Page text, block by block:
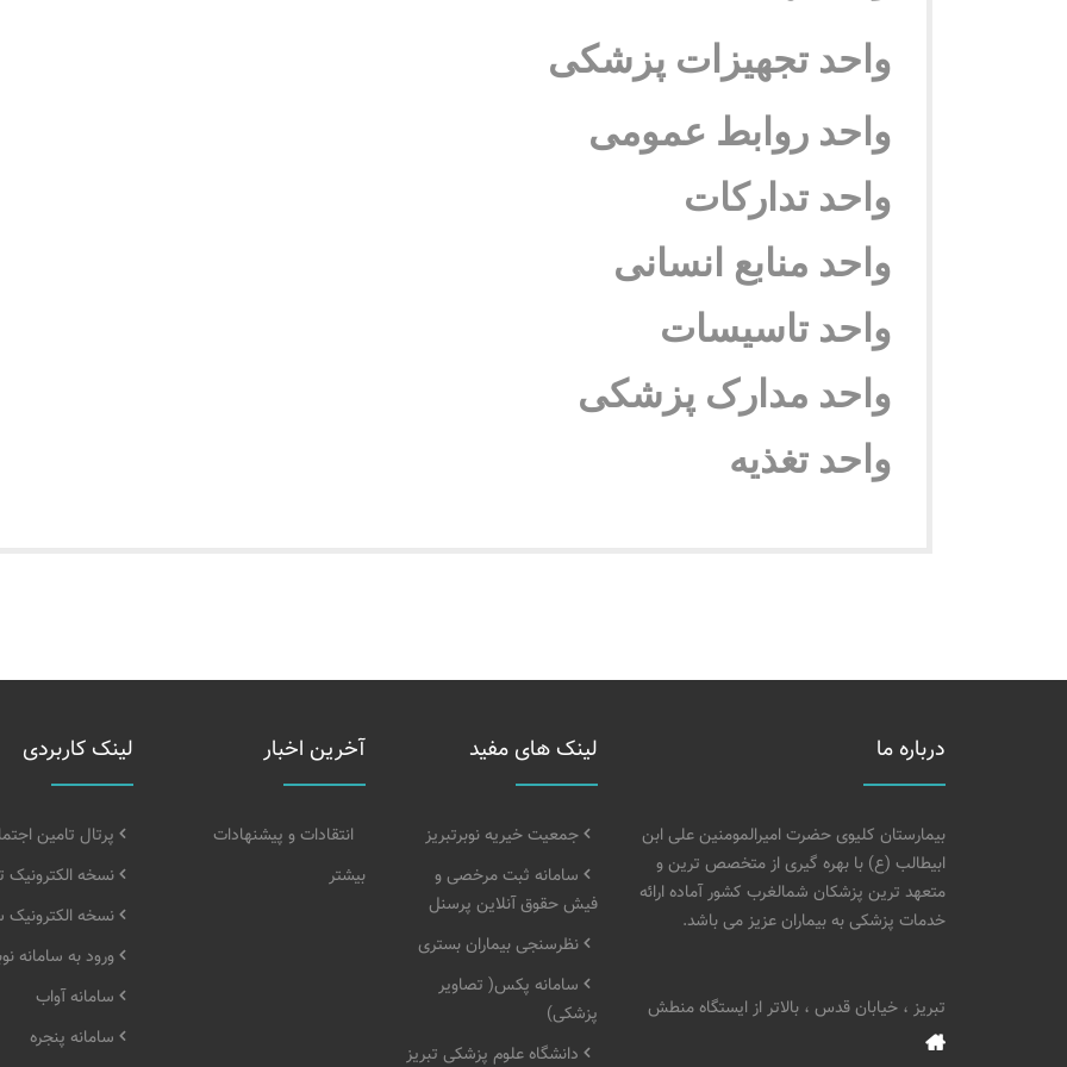
واحد تجهیزات پزشکی
واحد روابط عمومی
واحد تدارکات
واحد منابع انسانی
واحد تاسیسات
واحد مدارک پزشکی
واحد تغذیه
درباره ما
بیمارستان کلیوی حضرت امیرالمومنین علی ابن
ابیطالب (ع) با بهره گیری از متخصص ترین و
متعهد ترین پزشکان شمالغرب کشور آماده ارائه
خدمات پزشکی به بیماران عزیز می باشد.
تبریز ، خیابان قدس ، بالاتر از ایستگاه منطش
لینک های مفید
جمعیت خیریه نوبرتبریز
سامانه ثبت مرخصی و
فیش حقوق آنلاین پرسنل
نظرسنجی بیماران بستری
سامانه پکس( تصاویر
پزشکی)
دانشگاه علوم پزشکی تبریز
آخرین اخبار
انتقادات و پیشنهادات
بیشتر
لینک کاربردی
پرتال تامین
نسخه الکترونیک
نسخه
ورود به سامانه
سامانه آواب
سامانه پنجره